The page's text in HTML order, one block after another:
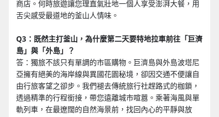
商店。何時旅遊讓您理直氣壯地一個人享受澎湃大餐，用
舌尖感受最道地的釜山人情味。
Q3：既然主打釜山，為什麼第二天要特地拉車前往「巨濟
島」與「外島」？
答：獨旅不該只有單調的市區購物。巨濟島與外島波塔尼
亞擁有絕美的海岸線與異國花園秘境，卻因交通不便讓自
由行旅客望之卻步。我們褪去傳統旅行社趕路式的枷鎖，
透過精準的行程銜接，帶您遠離城市喧囂。乘著海風與單
軌列車，在最遼闊的自然海景前，找回內心的平靜與放